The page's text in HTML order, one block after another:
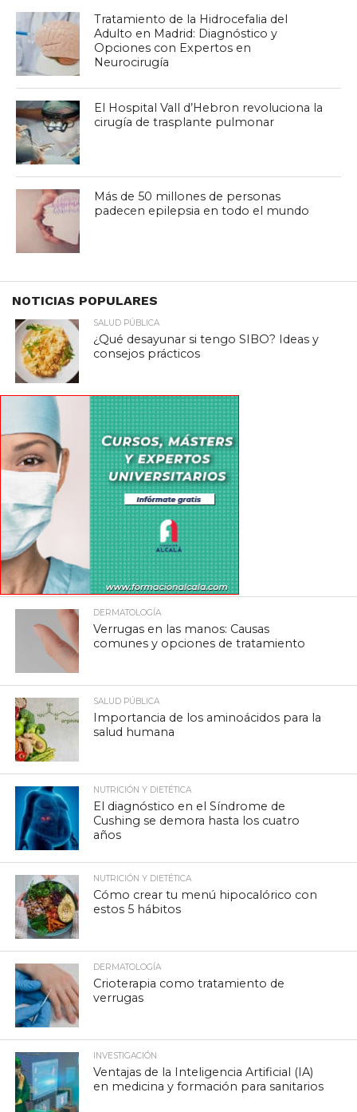
Tratamiento de la Hidrocefalia del
Adulto en Madrid: Diagnóstico y
Opciones con Expertos en
Neurocirugía
El Hospital Vall d’Hebron revoluciona la
cirugía de trasplante pulmonar
Más de 50 millones de personas
padecen epilepsia en todo el mundo
NOTICIAS POPULARES
SALUD PÚBLICA
¿Qué desayunar si tengo SIBO? Ideas y
consejos prácticos
DERMATOLOGÍA
Verrugas en las manos: Causas
comunes y opciones de tratamiento
SALUD PÚBLICA
Importancia de los aminoácidos para la
salud humana
NUTRICIÓN Y DIETÉTICA
El diagnóstico en el Síndrome de
Cushing se demora hasta los cuatro
años
NUTRICIÓN Y DIETÉTICA
Cómo crear tu menú hipocalórico con
estos 5 hábitos
DERMATOLOGÍA
Crioterapia como tratamiento de
verrugas
INVESTIGACIÓN
Ventajas de la Inteligencia Artificial (IA)
en medicina y formación para sanitarios